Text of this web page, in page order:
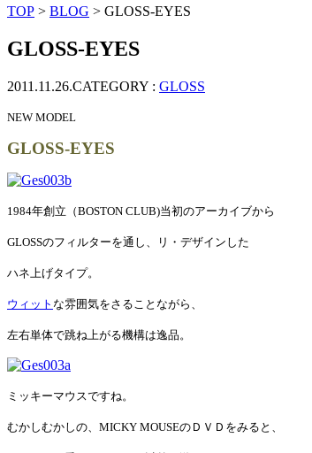
キ
プ
TOP > BLOG > GLOSS-EYES
GLOSS-EYES
2011.11.26.CATEGORY : GLOSS
NEW MODEL
GLOSS-EYES
1984年創立（BOSTON CLUB)当初のアーカイブから
GLOSSのフィルターを通し、リ・デザインした
ハネ上げタイプ。
ウィット な雰囲気をさることながら、
左右単体で跳ね上がる機構は逸品。
ミッキーマウスですね。
むかしむかしの、MICKY MOUSEのＤＶＤをみると、